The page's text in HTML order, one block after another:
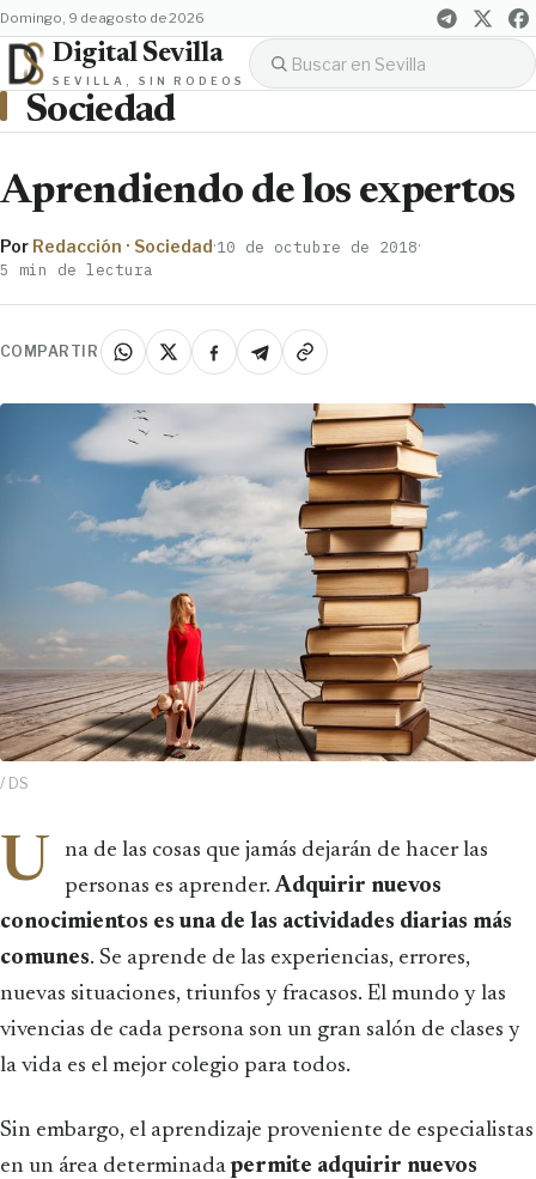
domingo, 9 de agosto de 2026
Digital Sevilla
SEVILLA, SIN RODEOS
Sociedad
Aprendiendo de los expertos
Por Redacción · Sociedad·10 de octubre de 2018·
5 min de lectura
COMPARTIR
/ DS
U
na de las cosas que jamás dejarán de hacer las
personas es aprender.Adquirir nuevos
conocimientos es una de las actividades diarias más
comunes. Se aprende de las experiencias, errores,
nuevas situaciones, triunfos y fracasos. El mundo y las
vivencias de cada persona son un gran salón de clases y
la vida es el mejor colegio para todos.
Sin embargo, el aprendizaje proveniente de especialistas
en un área determinadapermite adquirir nuevos